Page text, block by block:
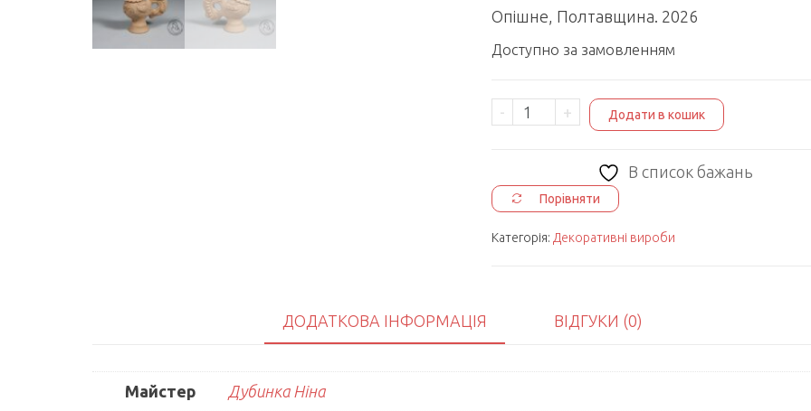
Опішне, Полтавщина. 2026
Доступно за замовленням
-
ДЕКОРАТИВНА
СКУЛЬПТУРА
кількість
+ Додати в кошик
В список бажань
Порівняти
Категорія: Декоративні вироби
ДОДАТКОВА ІНФОРМАЦІЯ ВІДГУКИ (0)
Майстер Дубинка Ніна